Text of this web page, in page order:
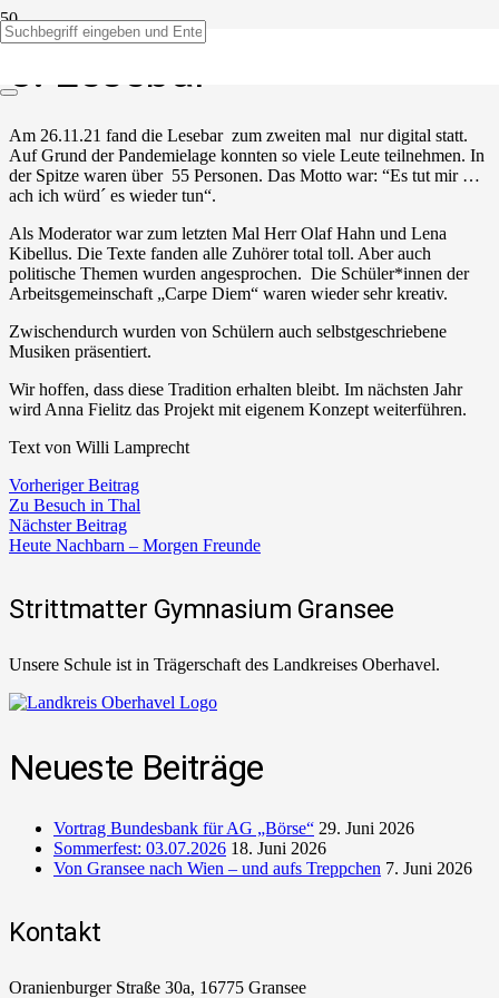
8. Lesebar
Am 26.11.21 fand die Lesebar zum zweiten mal nur digital statt.
Auf Grund der Pandemielage konnten so viele Leute teilnehmen. In
der Spitze waren über 55 Personen. Das Motto war: “Es tut mir …
ach ich würd´ es wieder tun“.
Als Moderator war zum letzten Mal Herr Olaf Hahn und Lena
Kibellus. Die Texte fanden alle Zuhörer total toll. Aber auch
politische Themen wurden angesprochen. Die Schüler*innen der
Arbeitsgemeinschaft „Carpe Diem“ waren wieder sehr kreativ.
Zwischendurch wurden von Schülern auch selbstgeschriebene
Musiken präsentiert.
Wir hoffen, dass diese Tradition erhalten bleibt. Im nächsten Jahr
wird Anna Fielitz das Projekt mit eigenem Konzept weiterführen.
Text von Willi Lamprecht
Vorheriger Beitrag
Zu Besuch in Thal
Nächster Beitrag
Heute Nachbarn – Morgen Freunde
Strittmatter Gymnasium Gransee
Unsere Schule ist in Trägerschaft des Landkreises Oberhavel.
Neueste Beiträge
Vortrag Bundesbank für AG „Börse“ 29. Juni 2026
Sommerfest: 03.07.2026 18. Juni 2026
Von Gransee nach Wien – und aufs Treppchen 7. Juni 2026
Kontakt
Oranienburger Straße 30a, 16775 Gransee